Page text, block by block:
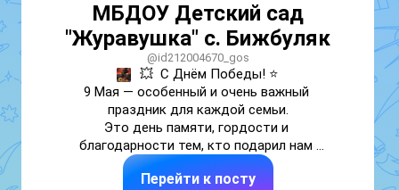
МБДОУ Детский сад
"Журавушка" с. Бижбуляк
@id212004670_gos
💥  С Днём Победы! ⭐
9 Мая — особенный и очень важный
праздник для каждой семьи.
Это день памяти, гордости и
благодарности тем, кто подарил нам
мирное небо, жизнь и счастливое детство.
🕊️
Перейти к посту